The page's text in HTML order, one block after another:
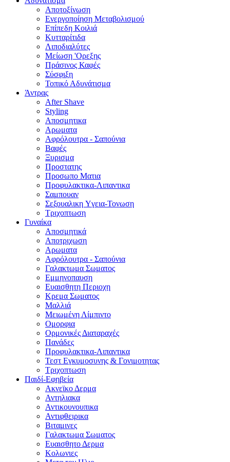
Αποτοξίνωση
Ενεργοποίηση Μεταβολισμού
Επίπεδη Κοιλιά
Κυτταρίτιδα
Λιποδιαλύτες
Μείωση 'Ορεξης
Πράσινος Καφές
Σύσφιξη
Τοπικό Αδυνάτισμα
Άντρας
After Shave
Styling
Αποσμητικα
Αρωματα
Αφρόλουτρα - Σαπούνια
Βαφές
Ξυρισμα
Προστατης
Προσωπο Ματια
Προφυλακτικα-Λιπαντικα
Σαμπουαν
Σεξουαλικη Yγεια-Τονωση
Τριχοπτωση
Γυναίκα
Αποσμητικά
Αποτριχωση
Αρωματα
Αφρόλουτρα - Σαπούνια
Γαλακτωμα Σωματος
Εμμηνοπαυση
Ευαισθητη Περιοχη
Κρεμα Σωματος
Μαλλιά
Μειωμένη Λίμπιντο
Ομορφια
Ορμονικές Διαταραχές
Πανάδες
Προφυλακτικα-Λιπαντικα
Τεστ Εγκυμοσυνης & Γονιμοτητας
Τριχοπτωση
Παιδί-Εφηβεία
Ακνεϊκο Δερμα
Αντηλιακα
Αντικουνουπικα
Αντιφθειρικα
Βιταμινες
Γαλακτωμα Σωματος
Ευαισθητο Δερμα
Κολωνιες